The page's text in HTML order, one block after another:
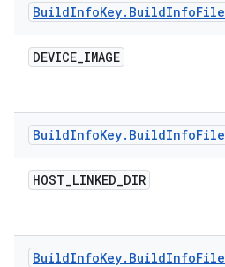
BuildInfoKey. BuildInfoFile
DEVICE_IMAGE
BuildInfoKey. BuildInfoFile
HOST_LINKED_DIR
BuildInfoKey. BuildInfoFile